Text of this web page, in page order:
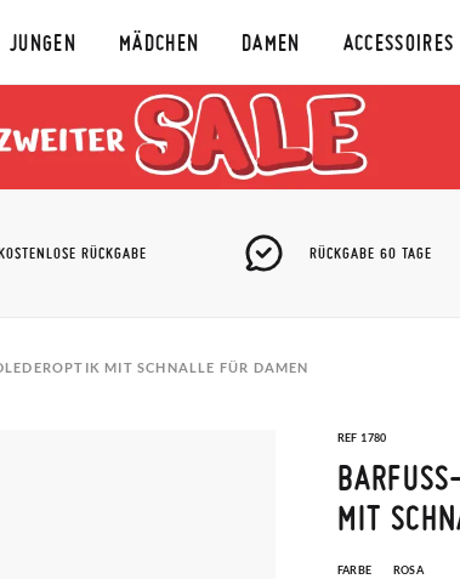
JUNGEN MÄDCHEN DAMEN ACCESSOIRES
RÜCKGABE RÜCKGABE 60 TAGE
MIT SCHNALLE FÜR DAMEN
REF 1780
IT
FARBE ROSA